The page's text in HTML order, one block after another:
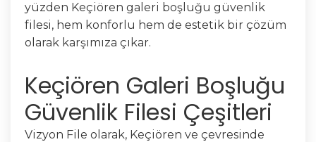
yüzden Keçiören galeri boşluğu güvenlik
filesi, hem konforlu hem de estetik bir çözüm
olarak karşımıza çıkar.
Keçiören Galeri Boşluğu
Güvenlik Filesi Çeşitleri
Vizyon File olarak, Keçiören ve çevresinde